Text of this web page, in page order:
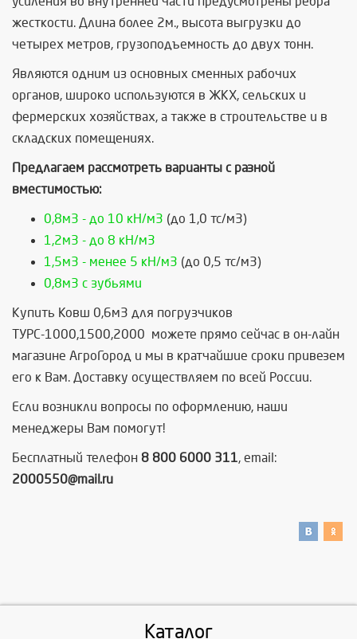
жесткости. Длина более 2м., высота выгрузки до
четырех метров, грузоподъемность до двух тонн.
Являются одним из основных сменных рабочих
органов, широко используются в ЖКХ, сельских и
фермерских хозяйствах, а также в строительстве и в
складских помещениях.
Предлагаем рассмотреть варианты с разной
вместимостью:
0,8м3 - до 10 кН/м3 (до 1,0 тс/м3)
1,2м3 - до 8 кН/м3
1,5м3 - менее 5 кН/м3 (до 0,5 тс/м3)
0,8м3 с зубьями
Купить Ковш 0,6м3 для погрузчиков
ТУРС-1000,1500,2000 можете прямо сейчас в он-лайн
магазине АгроГород и мы в кратчайшие сроки привезем
его к Вам. Доставку осуществляем по всей России.
Если возникли вопросы по оформлению, наши
менеджеры Вам помогут!
Бесплатный телефон 8 800 6000 311, email:
2000550@mail.ru
Каталог